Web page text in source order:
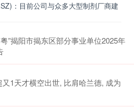
：目前公司与众多大型制剂厂商建
”揭阳市揭东区部分事业单位2025年
1天才横空出世, 比肩哈兰德, 成为